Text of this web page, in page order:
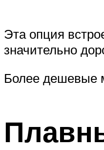
Эта опция
значительно
Более дешевые